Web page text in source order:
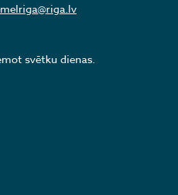
svētku dienas.